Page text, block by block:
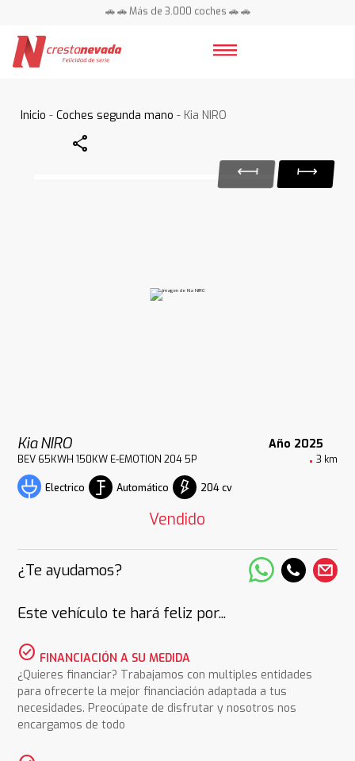
🚗 🚗 Más de 3.000 coches 🚗 🚗
Inicio -Coches segunda mano - Kia NIRO
Share
Kia NIRO Año 2025
BEV 65KWH 150KW E-EMOTION 204 5P 3 km
Electrico Automático 204 cv
Vendido
¿Te ayudamos?
Este vehículo te hará feliz por...
check_circle FINANCIACIÓN A SU MEDIDA
¿Quieres financiar? Trabajamos con multiples entidades
para ofrecerte la mejor financiación adaptada a tus
necesidades. Preocúpate de disfrutar y nosotros nos
encargamos de todo